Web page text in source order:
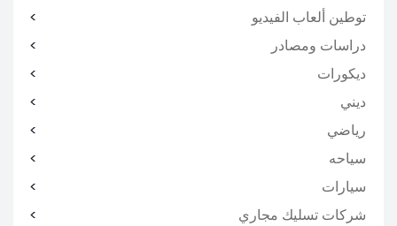
توطين ألعاب الفيديو
دراسات ومصادر
ديكورات
ديني
رياضي
سياحه
سيارات
شركات تسليك مجاري